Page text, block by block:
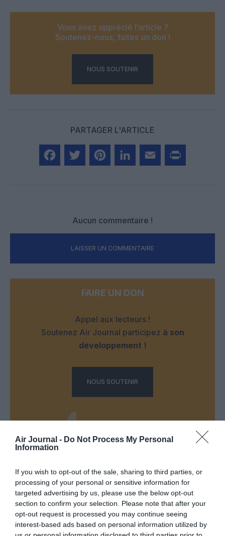
Air Journal - Do Not Process My Personal
Information
If you wish to opt-out of the sale, sharing to third parties, or
processing of your personal or sensitive information for
targeted advertising by us, please use the below opt-out
section to confirm your selection. Please note that after your
opt-out request is processed you may continue seeing
interest-based ads based on personal information utilized by
Vous avez apprécié l’article ?
Soutenez-nous, faites un don !
NOUS SOUTENIR
PARTAGER L'ARTICLE
Aucun commentaire !
LAISSER UN COMMENTAIRE
FAIRE UN DON
Appel aux lecteurs !
Soutenez Air Journal participez à son
développement !
NOUS SOUTENIR
Mathématiquesa commenté l'article :
19 h 23 sans escale : le Boeing 777F de National
Airlines relie l’Écosse à l’Australie